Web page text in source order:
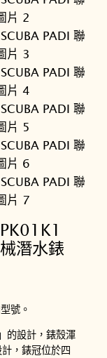
潛水錶
號。
的設計，錶殼渾
，錶冠位於四